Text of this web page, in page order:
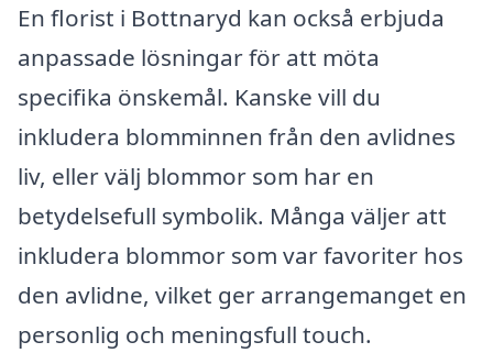
En florist i Bottnaryd kan också erbjuda
anpassade lösningar för att möta
specifika önskemål. Kanske vill du
inkludera blomminnen från den avlidnes
liv, eller välj blommor som har en
betydelsefull symbolik. Många väljer att
inkludera blommor som var favoriter hos
den avlidne, vilket ger arrangemanget en
personlig och meningsfull touch.